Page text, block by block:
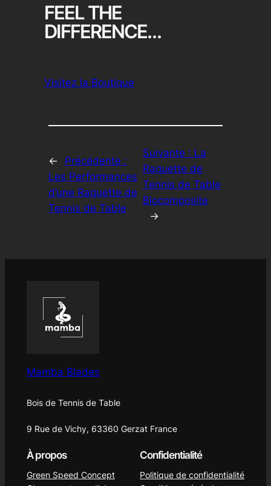
FEEL THE
DIFFERENCE…
Visitez la Boutique
←
Précédente :
Les Performances
d’une Raquette de
Tennis de Table
Suivante : La
Raquette de
Tennis de Table
Biocomposite
→
Mamba Blades
Bois de Tennis de Table
9 Rue de Vichy, 63360 Gerzat France
À propos
Green Speed Concept
Confidentialité
Politique de confidentialité